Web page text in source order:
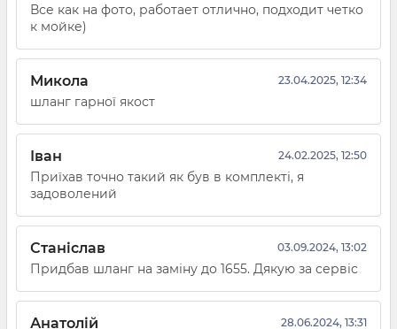
Все как на фото, работает отлично, подходит четко
к мойке)
Микола 23.04.2025, 12:34
шланг гарної якост
Іван 24.02.2025, 12:50
Приїхав точно такий як був в комплекті, я
задоволений
Станіслав 03.09.2024, 13:02
Придбав шланг на заміну до 1655. Дякую за сервіс
Анатолій 28.06.2024, 13:31